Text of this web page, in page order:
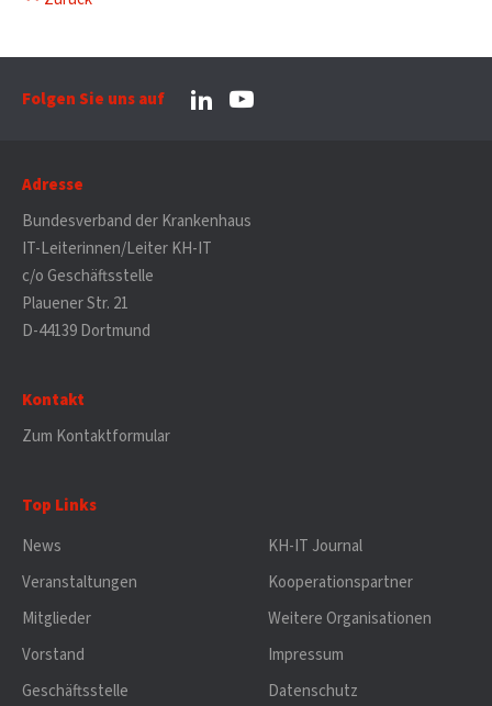
Folgen Sie uns auf
Adresse
Bundesverband der Krankenhaus
IT-Leiterinnen/Leiter KH-IT
c/o Geschäftsstelle
Plauener Str. 21
D-44139 Dortmund
Kontakt
Zum Kontaktformular
Top Links
News
Veranstaltungen
Mitglieder
Vorstand
Geschäftsstelle
KH-IT Journal
Kooperationspartner
Weitere Organisationen
Impressum
Datenschutz